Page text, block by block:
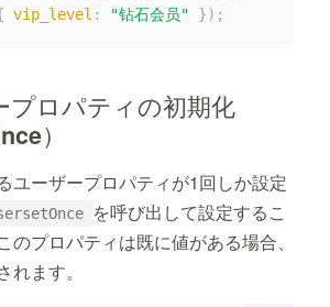
vip_level : "钻石会员" }) ;
プロパティの初期化
）
ユーザープロパティが1回しか設定
を呼び出して設定するこ
のプロパティは既に値がある場合、
れます。